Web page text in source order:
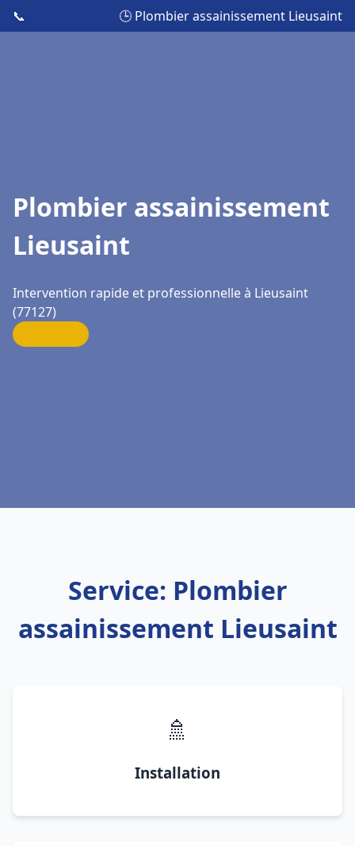
📞 🕒 Plombier assainissement Lieusaint
Plombier assainissement
Lieusaint
Intervention rapide et professionnelle à Lieusaint
(77127)
Service: Plombier
assainissement Lieusaint
🚿
Installation